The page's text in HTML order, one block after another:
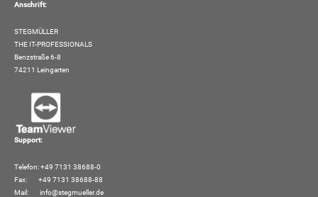
Anschrift:
STEGMÜLLER
THE IT-PROFESSIONALS
Benzstraße 6-8
74211 Leingarten
Support:
Telefon: +49 7131 38688-0
Fax: +49 7131 38688-88
Mail:
info@stegmueller.de